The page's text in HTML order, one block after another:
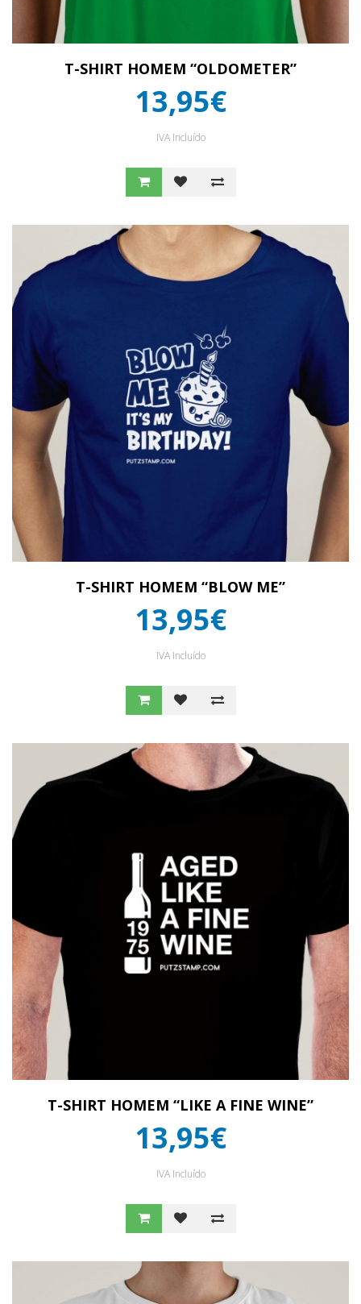
T-SHIRT HOMEM “OLDOMETER”
13,95€
IVA Incluído
T-SHIRT HOMEM “BLOW ME”
13,95€
IVA Incluído
T-SHIRT HOMEM “LIKE A FINE WINE”
13,95€
IVA Incluído